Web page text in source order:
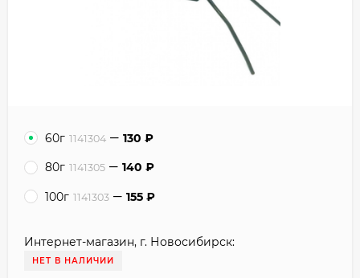
60г 1141304 130 ₽
80г 1141305 140 ₽
100г 1141303 155 ₽
Интернет-магазин, г. Новосибирск:
НЕТ В НАЛИЧИИ